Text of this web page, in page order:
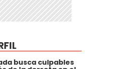
busca culpables